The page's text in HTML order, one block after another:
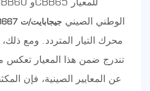
الوطني الصيني جيجابايت/ت 3667
محرك التيار المتردد. ومع
تندرج ضمن هذا المعيار تعكس
عن المعايير الصينية، فإن